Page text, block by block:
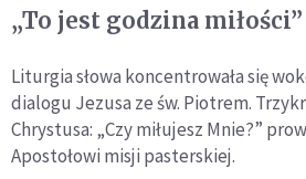
„To jest godzina miłości”
Liturgia słowa koncentrowała się
dialogu Jezusa ze św. Piotrem.
Chrystusa: „Czy miłujesz Mnie?”
Apostołowi misji pasterskiej.